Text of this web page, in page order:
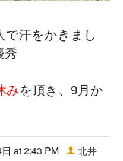
で汗をかきまし
秀
みを頂き、9月か
at 2:43 PM
北井